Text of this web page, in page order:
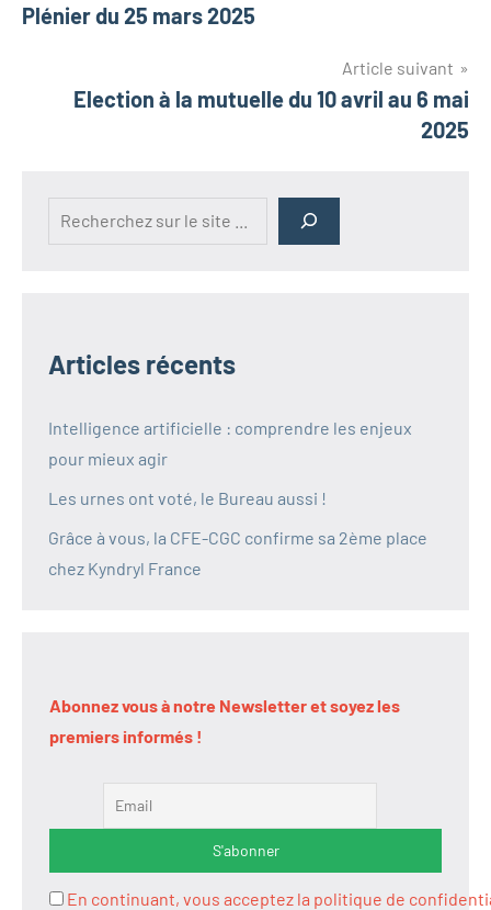
Plénier du 25 mars 2025
Article suivant
Election à la mutuelle du 10 avril au 6 mai
2025
Rechercher
Articles récents
Intelligence artificielle : comprendre les enjeux
pour mieux agir
Les urnes ont voté, le Bureau aussi !
Grâce à vous, la CFE-CGC confirme sa 2ème place
chez Kyndryl France
Abonnez vous à notre Newsletter et soyez les
premiers informés !
En continuant, vous acceptez la politique de